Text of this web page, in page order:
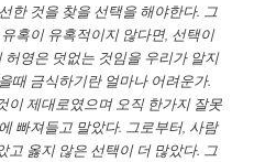
한 것을 찾을 선택을 해야한다. 그
혹이 유혹적이지 않다면, 선택이
영은 덧없는 것임을 우리가 알지
때 금식하기란 얼마나 어려운가.
이 제대로였으며 오직 한가지 잘못
빠져들고 말았다. 그로부터, 사람
고 옳지 않은 선택이 더 많았다. 그